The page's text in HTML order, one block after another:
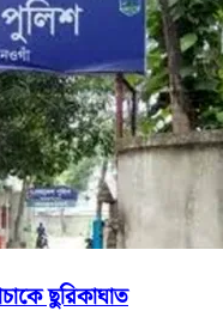
ছুরিকাঘাত